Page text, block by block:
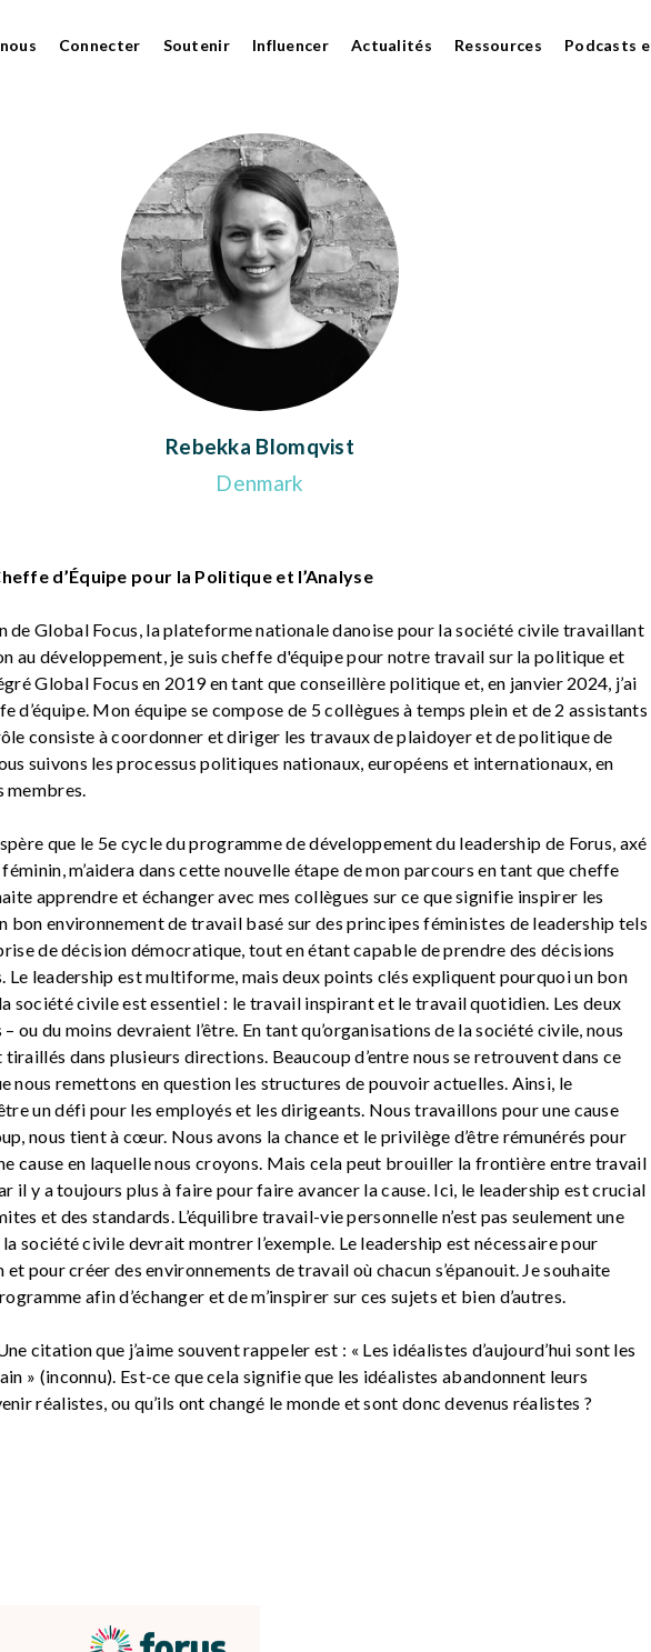
Connecter Soutenir Influencer Actualités Ressources Podcasts
Rebekka Blomqvist
Denmark
d’Équipe pour la Politique et l’Analyse
de Global Focus, la plateforme nationale danoise pour la société civile travaillant
au développement, je suis cheffe d'équipe pour notre travail sur la politique et
Global Focus en 2019 en tant que conseillère politique et, en janvier 2024, j’ai
d’équipe. Mon équipe se compose de 5 collègues à temps plein et de 2 assistants
consiste à coordonner et diriger les travaux de plaidoyer et de politique de
suivons les processus politiques nationaux, européens et internationaux, en
que le 5e cycle du programme de développement du leadership de Forus, axé
m’aidera dans cette nouvelle étape de mon parcours en tant que cheffe
apprendre et échanger avec mes collègues sur ce que signifie inspirer les
bon environnement de travail basé sur des principes féministes de leadership tels
de décision démocratique, tout en étant capable de prendre des décisions
Le leadership est multiforme, mais deux points clés expliquent pourquoi un bon
société civile est essentiel : le travail inspirant et le travail quotidien. Les deux
ou du moins devraient l’être. En tant qu’organisations de la société civile, nous
tiraillés dans plusieurs directions. Beaucoup d’entre nous se retrouvent dans ce
nous remettons en question les structures de pouvoir actuelles. Ainsi, le
un défi pour les employés et les dirigeants. Nous travaillons pour une cause
nous tient à cœur. Nous avons la chance et le privilège d’être rémunérés pour
cause en laquelle nous croyons. Mais cela peut brouiller la frontière entre travail
il y a toujours plus à faire pour faire avancer la cause. Ici, le leadership est crucial
et des standards. L’équilibre travail-vie personnelle n’est pas seulement une
société civile devrait montrer l’exemple. Le leadership est nécessaire pour
pour créer des environnements de travail où chacun s’épanouit. Je souhaite
afin d’échanger et de m’inspirer sur ces sujets et bien d’autres.
citation que j’aime souvent rappeler est : « Les idéalistes d’aujourd’hui sont les
» (inconnu). Est-ce que cela signifie que les idéalistes abandonnent leurs
réalistes, ou qu’ils ont changé le monde et sont donc devenus réalistes ?